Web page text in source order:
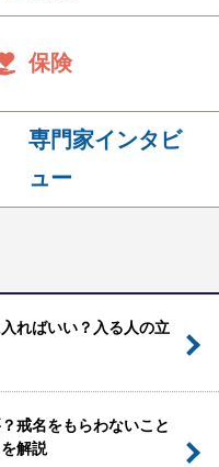
保険
専門家インタビ
ュー
ればいい？入る人の立
戒名をもらわないこと
解説